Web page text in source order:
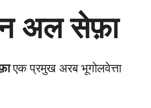
अल सेफ़ा
एक प्रमुख अरब भूगोलवेत्ता